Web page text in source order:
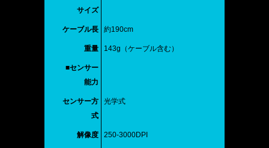
サイズ
ケーブル長 約190cm
重量 143g（ケーブル含む）
■センサー
能力
センサー方
式
光学式
解像度 250-3000DPI